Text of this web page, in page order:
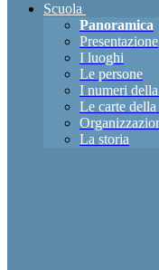
Scuola
Panoramica
Presentazione
I luoghi
Le persone
I numeri
Le carte della
La storia